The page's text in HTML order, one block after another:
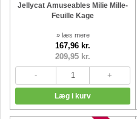
Jellycat Amuseables Milie Mille-
Feuille Kage
» læs mere
167,96 kr.
209,95 kr.